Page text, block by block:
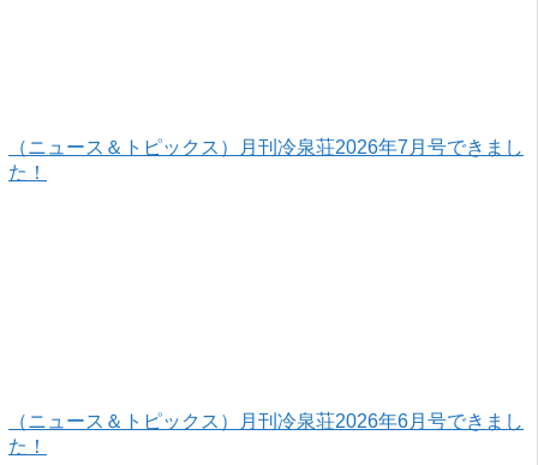
（ニュース＆トピックス）月刊冷泉荘2026年7月号できまし
た！
（ニュース＆トピックス）月刊冷泉荘2026年6月号できまし
た！